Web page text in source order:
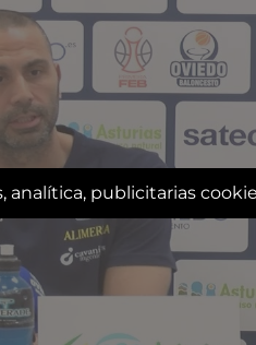
analítica, publicitarias